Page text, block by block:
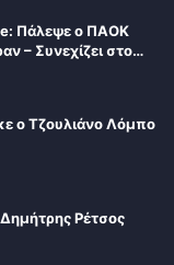
Πάλεψε ο ΠΑΟΚ
– Συνεχίζει στο…
ο Τζουλιάνο Λόμπο
Ρέτσος